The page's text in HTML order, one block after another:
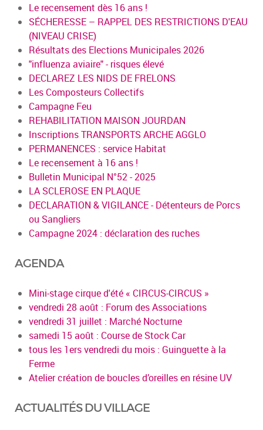
Le recensement dès 16 ans !
SÉCHERESSE – RAPPEL DES RESTRICTIONS D'EAU
(NIVEAU CRISE)
Résultats des Elections Municipales 2026
"influenza aviaire" - risques élevé
DECLAREZ LES NIDS DE FRELONS
Les Composteurs Collectifs
Campagne Feu
REHABILITATION MAISON JOURDAN
Inscriptions TRANSPORTS ARCHE AGGLO
PERMANENCES : service Habitat
Le recensement à 16 ans !
Bulletin Municipal N°52 - 2025
LA SCLEROSE EN PLAQUE
DECLARATION & VIGILANCE - Détenteurs de Porcs
ou Sangliers
Campagne 2024 : déclaration des ruches
AGENDA
Mini-stage cirque d'été « CIRCUS-CIRCUS »
vendredi 28 août : Forum des Associations
vendredi 31 juillet : Marché Nocturne
samedi 15 août : Course de Stock Car
tous les 1ers vendredi du mois : Guinguette à la
Ferme
Atelier création de boucles d’oreilles en résine UV
ACTUALITÉS DU VILLAGE